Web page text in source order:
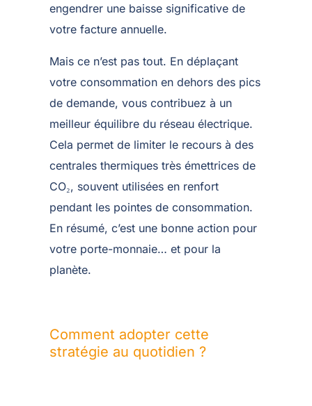
engendrer une baisse significative de
votre facture annuelle.
Mais ce n’est pas tout. En déplaçant
votre consommation en dehors des pics
de demande, vous contribuez à un
meilleur équilibre du réseau électrique.
Cela permet de limiter le recours à des
centrales thermiques très émettrices de
CO₂, souvent utilisées en renfort
pendant les pointes de consommation.
En résumé, c’est une bonne action pour
votre porte-monnaie… et pour la
planète.
Comment adopter cette
stratégie au quotidien ?